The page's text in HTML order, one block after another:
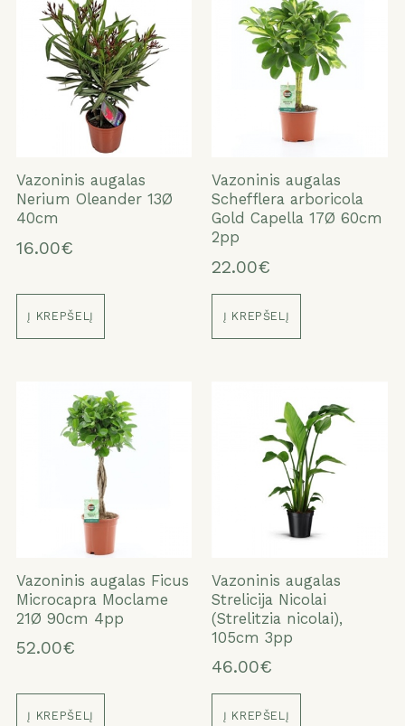
Vazoninis augalas
Nerium Oleander 13Ø
40cm
16.00€
Į KREPŠELĮ
Vazoninis augalas
Schefflera arboricola
Gold Capella 17Ø 60cm
2pp
22.00€
Į KREPŠELĮ
Vazoninis augalas Ficus
Microcapra Moclame
21Ø 90cm 4pp
52.00€
Į KREPŠELĮ
Vazoninis augalas
Strelicija Nicolai
(Strelitzia nicolai),
105cm 3pp
46.00€
Į KREPŠELĮ